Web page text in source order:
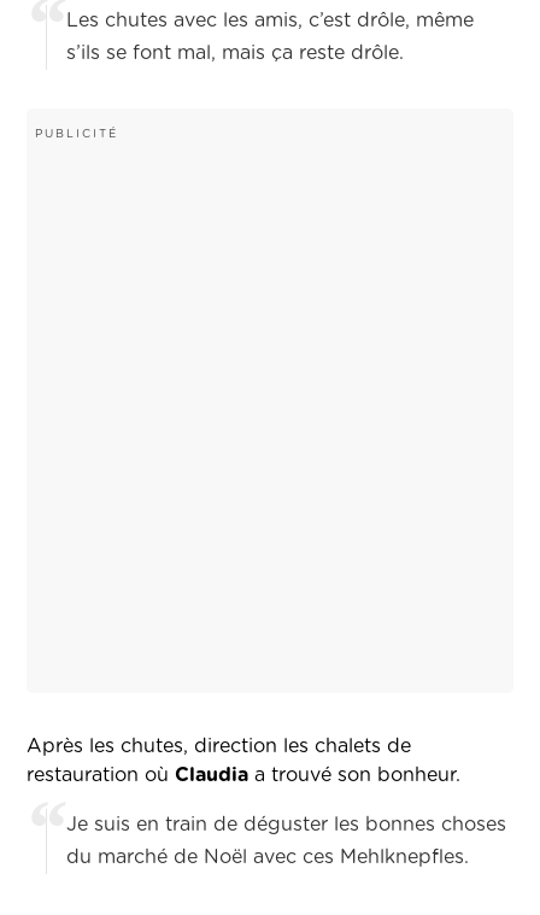
Les chutes avec les amis, c’est drôle, même
s’ils se font mal, mais ça reste drôle.
Après les chutes, direction les chalets de
restauration où Claudiaa trouvé son bonheur.
Je suis en train de déguster les bonnes choses
du marché de Noël avec ces Mehlknepfles.